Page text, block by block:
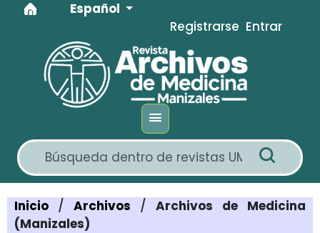
Ir al menú de navegación principal
Ir al contenido principal
Ir al pie de página del sitio
Idioma
Español
Registrarse Entrar
Inicio / Archivos /
Archivos de Medicina
(Manizales)